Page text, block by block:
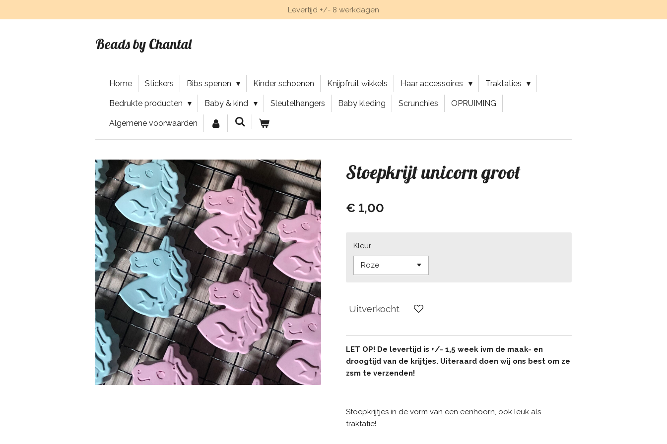
direct
Levertijd +/- 8 werkdagen
Beads by Chantal
Home Stickers Bibs spenen Kinder schoenen Knijpfruit wikkels Haar accessoires Traktaties
Bedrukte producten Baby & kind Sleutelhangers Baby kleding Scrunchies OPRUIMING
Algemene voorwaarden
Stoepkrijt unicorn groot
€ 1,00
Kleur
Uitverkocht
LET OP! De levertijd is +/- 1,5 week ivm de maak- en
droogtijd van de krijtjes. Uiteraard doen wij ons best om ze
zsm te verzenden!
Stoepkrijtjes in de vorm van een eenhoorn, ook leuk als
traktatie!